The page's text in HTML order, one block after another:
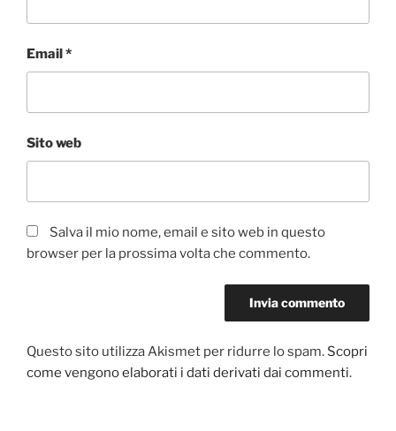
Email*
Sito web
Salva il mio nome, email e sito web in questo
browser per la prossima volta che commento.
Questo sito utilizza Akismet per ridurre lo spam. Scopri
come vengono elaborati i dati derivati dai commenti.